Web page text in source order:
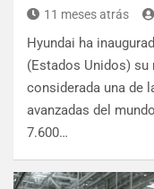
11 meses atrás
Hyundai ha
(Estados Unidos) su
considerada una de
avanzadas del
7.600…